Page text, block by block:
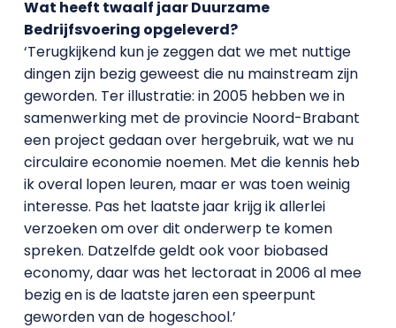
Wat heeft twaalf jaar Duurzame
Bedrijfsvoering opgeleverd?
‘Terugkijkend kun je zeggen dat we met nuttige
dingen zijn bezig geweest die nu mainstream zijn
geworden. Ter illustratie: in 2005 hebben we in
samenwerking met de provincie Noord-Brabant
een project gedaan over hergebruik, wat we nu
circulaire economie noemen. Met die kennis heb
ik overal lopen leuren, maar er was toen weinig
interesse. Pas het laatste jaar krijg ik allerlei
verzoeken om over dit onderwerp te komen
spreken. Datzelfde geldt ook voor biobased
economy, daar was het lectoraat in 2006 al mee
bezig en is de laatste jaren een speerpunt
geworden van de hogeschool.’